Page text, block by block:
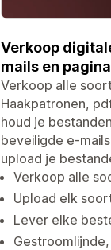
Verkoop
mails en
Verkoop alle
Haakpatronen,
houd je
beveiligde e-
upload je
Verkoop alle
Upload elk
Lever elke